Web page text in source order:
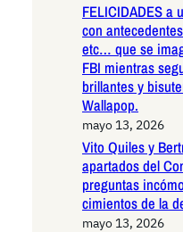
FELICIDADES a
con
etc… que se
FBI mientras
brillantes y
Wallapop.
mayo 13, 2026
Vito Quiles y
apartados del
preguntas
cimientos de la
mayo 13, 2026